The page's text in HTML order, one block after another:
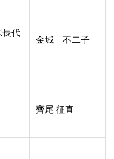
長代
金城 不二子
齊尾 征直